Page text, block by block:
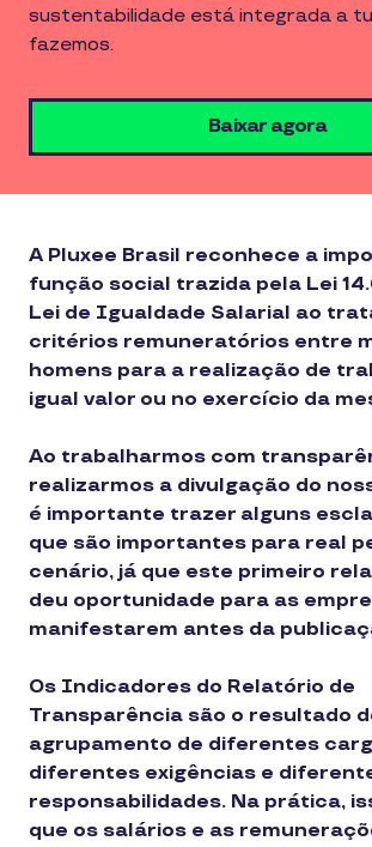
sustentabilidade está integrada a
fazemos.
Baixar agora
A Pluxee Brasil reconhece a
função social trazida pela Lei
Lei de Igualdade Salarial ao
critérios remuneratórios entre
homens para a realização de
igual valor ou no exercício da
Ao trabalharmos com
realizarmos a divulgação do
é importante trazer alguns
que são importantes para real
cenário, já que este primeiro
deu oportunidade para as
manifestarem antes da
Os Indicadores do Relatório de
Transparência são o resultado
agrupamento de diferentes
diferentes exigências e
responsabilidades. Na prática,
que os salários e as